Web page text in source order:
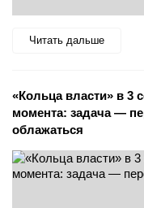
Читать дальше
«Кольца власти» в 3
момента: задача —
облажаться